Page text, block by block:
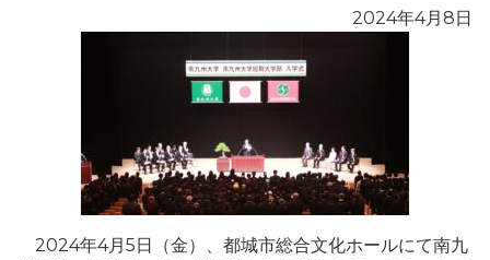
2024年4月8日
2024年4月5日（金）、都城市総合文化ホールにて南九